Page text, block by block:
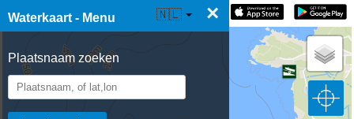
Waterkaart - Menu ×
Plaatsnaam zoeken
☰ Waterkaart Live 🇳🇱